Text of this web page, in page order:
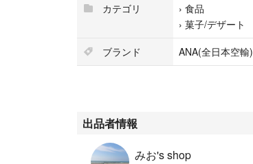
カテゴリ
› 食品
› 菓子/デザート
ブランド
ANA(全日本空輸)
出品者情報
みお's shop